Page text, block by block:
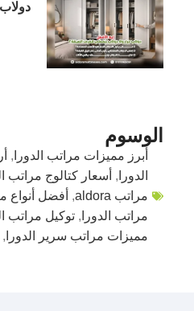
الوسوم
أبرز مميزات مراتب الدورا ,
الدورا , أسعار كتالوج مراتب
مراتب aldora
, أفضل أنواع
مراتب الدورا , توكيل مراتب
مميزات مراتب سرير الدورا ,